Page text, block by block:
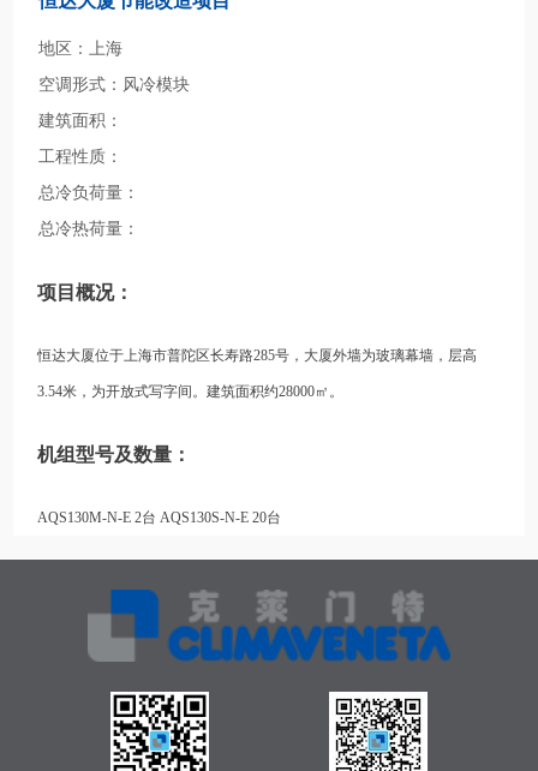
地区：上海
空调形式：风冷模块
建筑面积：
工程性质：
总冷负荷量：
总冷热荷量：
项目概况：
恒达大厦位于上海市普陀区长寿路285号，大厦外墙为玻璃幕墙，层高
3.54米，为开放式写字间。建筑面积约28000㎡。
机组型号及数量：
AQS130M-N-E 2台 AQS130S-N-E 20台